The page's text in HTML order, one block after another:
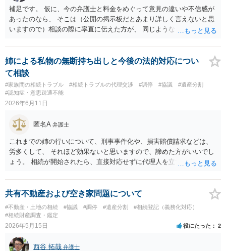
方法が、 共有分割よりも適切で、その方法が可能であることを 主張立
証していく必要があります。 そのためには、その土地建物は、現在
どのように使用されていて、今後どのようにしていくのか 不動産の
評価額がいくらで、遺産全体の中でどのような位置を占めるか 相続
人は何人いて、どのような遺産分割方法を希望しているのか などの
詳しい事情が分からなければ あなたの希望する分割方法が適切で、そ
の方法を取ることが可能かどうか わかりません。 弁護士に面談で詳し
い事情を話して相談された方がよいと思います。
補足です。 仮に、今の弁護士と料金をめぐって意見の違いや不信感が
あったのなら、 そこは（公開の掲示板だとあまり詳しく言えないと思
いますので）相談の際に率直に伝えた方が、 同じようなトラブルを避
姉による私物の無断持ち出しと今後の法的対応につい
て相談
#家族間の相続トラブル #相続トラブルの代理交渉 #調停 #協議
#遺産分割
#認知症・意思疎通不能
2026年6月11日
匿名A 弁護士
これまでの姉の行いについて、刑事事件化や、損害賠償請求などは、
労多くして、 それほど効果ないと思いますので、諦めた方がいいでし
ょう。 相続が開始されたら、直接対応せずに代理人を立てるなどし
共有不動産および空き家問題について
#不動産・土地の相続 #協議 #調停 #遺産分割
#相続登記（義務化対応）
#相続財産調査・鑑定
2026年5月15日 役にたった 2
西谷 拓哉 弁護士